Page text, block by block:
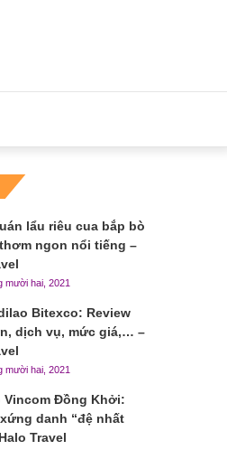
lẩu riêu cua bắp bò
thơm ngon nổi tiếng –
mười hai, 2021
Bitexco: Review
dịch vụ, mức giá,… –
mười hai, 2021
Vincom Đồng Khởi:
danh “đệ nhất
Travel